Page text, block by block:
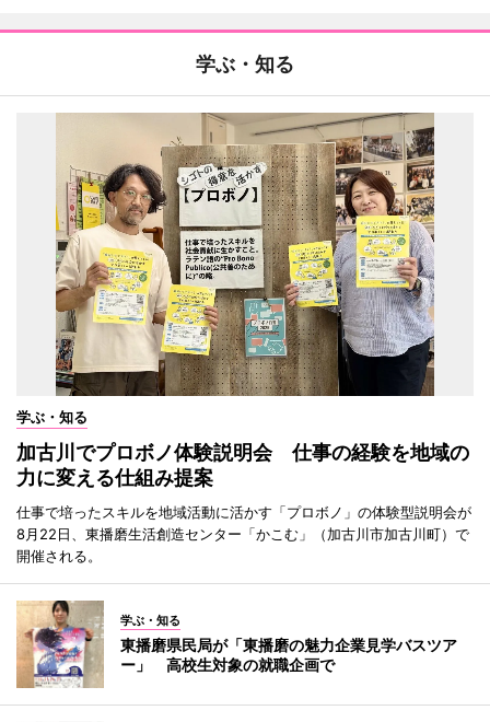
学ぶ・知る
学ぶ・知る
加古川でプロボノ体験説明会 仕事の経験を地域の
力に変える仕組み提案
仕事で培ったスキルを地域活動に活かす「プロボノ」の体験型説明会が
8月22日、東播磨生活創造センター「かこむ」（加古川市加古川町）で
開催される。
学ぶ・知る
東播磨県民局が「東播磨の魅力企業見学バスツア
ー」 高校生対象の就職企画で